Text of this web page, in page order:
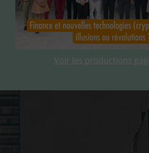
Voir les productions